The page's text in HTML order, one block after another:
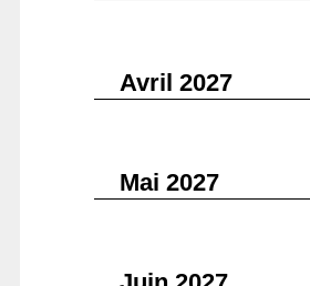
Avril 2027
Mai 2027